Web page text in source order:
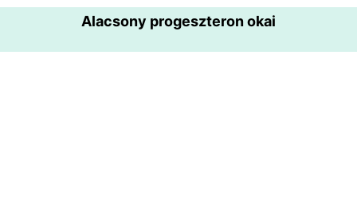
Egészségügyi Ágazat Mentális Egészség
Közegészségügy És Biztonság Sebészet És
Alacsony progeszteron okai